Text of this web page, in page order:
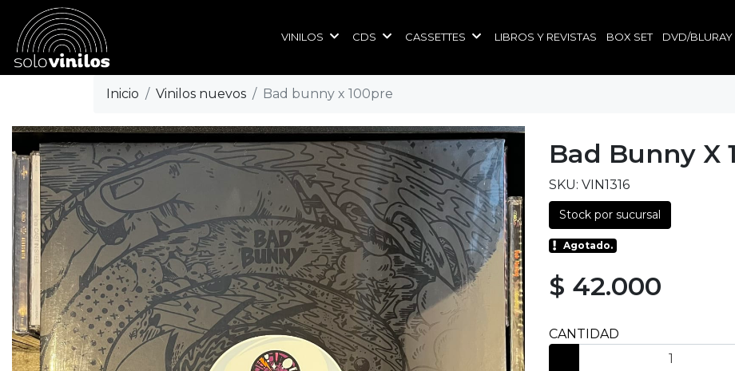
VINILOS CDS CASSETTES LIBROS Y REVISTAS BOX SET DVD/BLURAY
Inicio Vinilos nuevos Bad bunny x 100pre
Bad Bunny X
SKU: VIN1316
Stock por sucursal
Agotado.
$ 42.000
CANTIDAD